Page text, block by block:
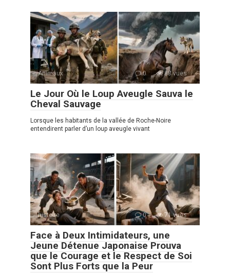
Animaux 0 88 vues
Le Jour Où le Loup Aveugle Sauva le
Cheval Sauvage
Lorsque les habitants de la vallée de Roche-Noire
entendirent parler d’un loup aveugle vivant
histoire 0 71 vues
Face à Deux Intimidateurs, une
Jeune Détenue Japonaise Prouva
que le Courage et le Respect de Soi
Sont Plus Forts que la Peur